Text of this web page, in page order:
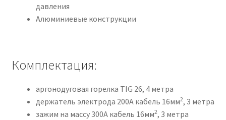
давления
Алюминиевые конструкции
Комплектация:
аргонодуговая горелка TIG 26, 4 метра
держатель электрода 200A кабель 16мм2, 3 метра
зажим на массу 300А кабель 16мм2, 3 метра